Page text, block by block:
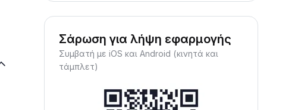
Σάρωση για λήψη εφαρμογής
Συμβατή με iOS και Android (κινητά και
τάμπλετ)